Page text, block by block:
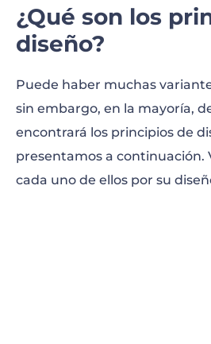
¿Qué son los
diseño?
Puede haber muchas
sin embargo, en la mayoría,
encontrará los principios de
presentamos a continuación.
cada uno de ellos por su